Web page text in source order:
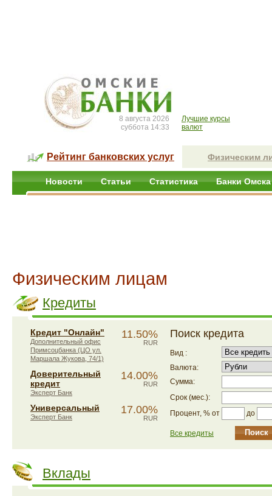
8 августа 2026
суббота 14:33
Лучшие курсы
валют
Рейтинг банковских услуг Физическим
Новости Статьи Статистика Банки Омска
Физическим лицам
Кредиты
Кредит "Онлайн"
Дополнительный офис
Примсоцбанка (ЦО ул.
Маршала Жукова, 74/1)
11.50%
RUR
Доверительный
кредит
Эксперт Банк
14.00%
RUR
Универсальный
Эксперт Банк
17.00%
RUR
Поиск кредита
Вид :
Валюта:
Сумма:
Срок (мес.):
Процент, % от
до
Все кредиты
Вклады